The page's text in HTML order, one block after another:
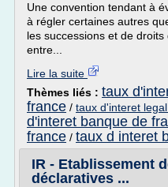
Une convention tendant à
à régler certaines autres
les successions et de
entre...
Lire la suite
Thèmes liés : taux
france / taux d'interet
d'interet banque de
france / taux d interet
IR - Etablissement
déclaratives ...